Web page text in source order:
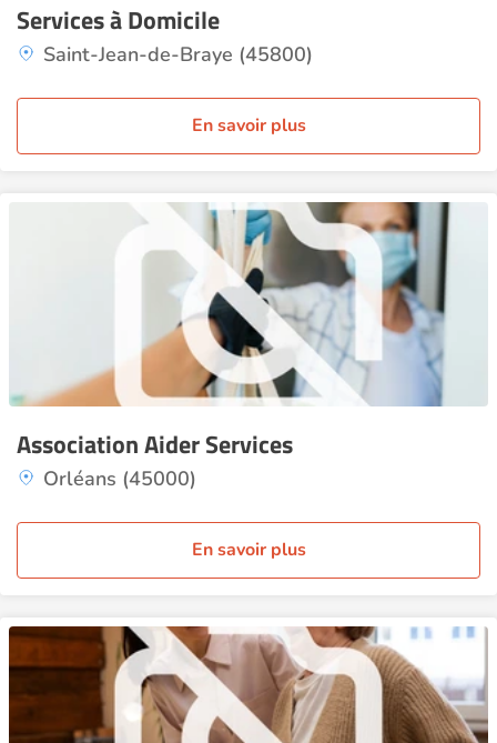
Services à Domicile
Saint-Jean-de-Braye (45800)
En savoir plus
Association Aider Services
Orléans (45000)
En savoir plus